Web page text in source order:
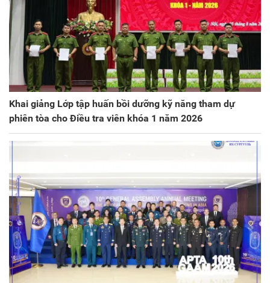
Khai giảng Lớp tập huấn bồi dưỡng kỹ năng tham dự
phiên tòa cho Điều tra viên khóa 1 năm 2026